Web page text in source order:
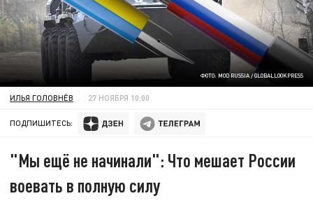
ФОТО: MOD RUSSIA / GLOBALLOOKPRESS
ИЛЬЯ ГОЛОВНЁВ 27 НОЯБРЯ 10:00
ПОДПИШИТЕСЬ:
"Мы ещё не начинали": Что мешает России
воевать в полную силу